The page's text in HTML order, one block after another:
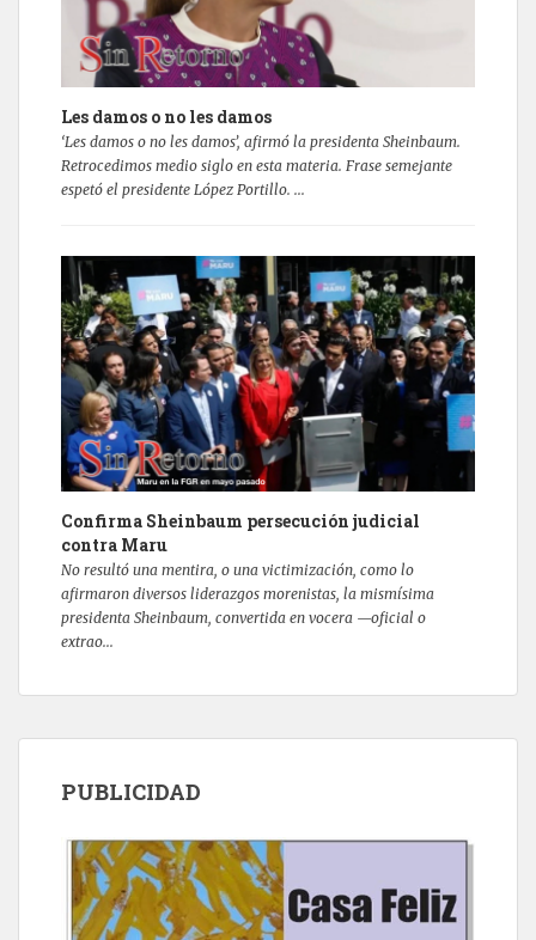
Les damos o no les damos
‘Les damos o no les damos’, afirmó la presidenta Sheinbaum.
Retrocedimos medio siglo en esta materia. Frase semejante
espetó el presidente López Portillo. ...
Confirma Sheinbaum persecución judicial
contra Maru
No resultó una mentira, o una victimización, como lo
afirmaron diversos liderazgos morenistas, la mismísima
presidenta Sheinbaum, convertida en vocera —oficial o
extrao...
PUBLICIDAD